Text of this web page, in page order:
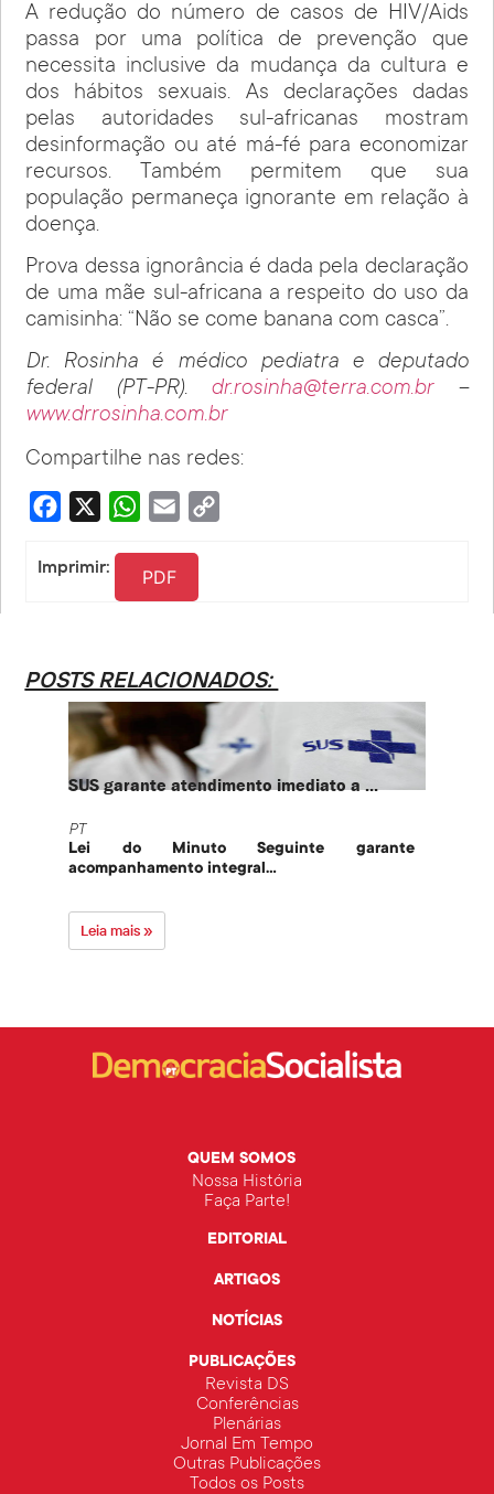
A redução do número de casos de HIV/Aids
passa por uma política de prevenção que
necessita inclusive da mudança da cultura e
dos hábitos sexuais. As declarações dadas
pelas autoridades sul-africanas mostram
desinformação ou até má-fé para economizar
recursos. Também permitem que sua
população permaneça ignorante em relação à
doença.
Prova dessa ignorância é dada pela declaração
de uma mãe sul-africana a respeito do uso da
camisinha: “Não se come banana com casca”.
Dr. Rosinha é médico pediatra e deputado
federal (PT-PR). dr.rosinha@terra.com.br–
www.drrosinha.com.br
Compartilhe nas redes:
Facebook WhatsApp
Email
Imprimir: PDF
POSTS RELACIONADOS:
SUS garante atendimento imediato a ...
PT
Lei do Minuto Seguinte garante
acompanhamento integral...
Leia mais »
QUEM SOMOS
Nossa História
Faça Parte!
EDITORIAL
ARTIGOS
NOTÍCIAS
PUBLICAÇÕES
Revista DS
Conferências
Plenárias
Jornal Em Tempo
Outras Publicações
Todos os Posts